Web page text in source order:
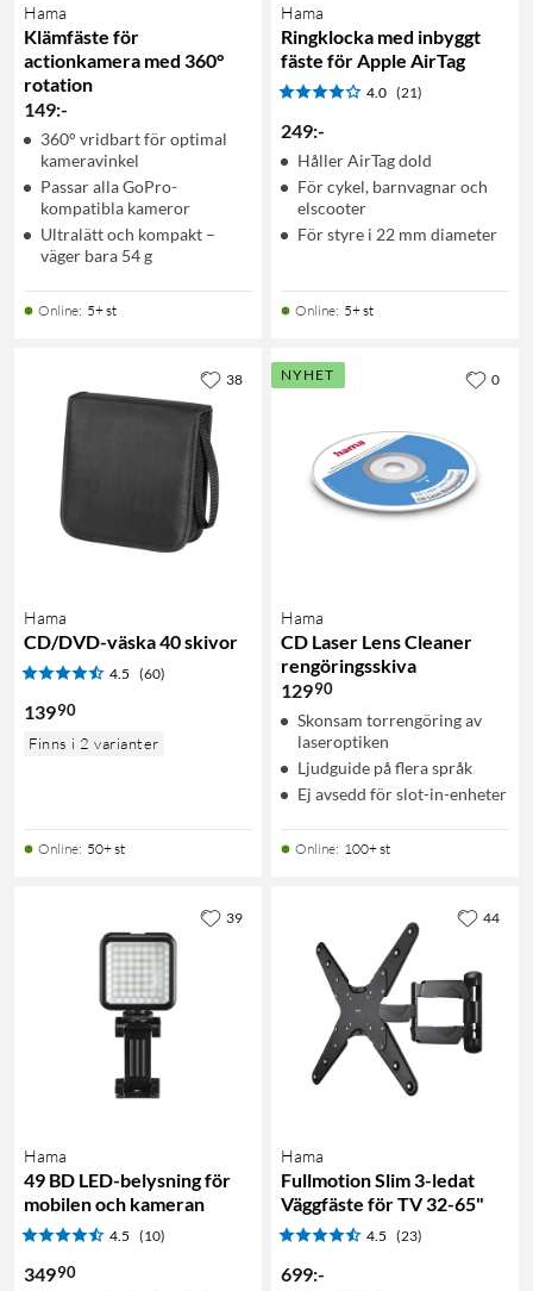
Hama
Klämfäste för
actionkamera med 360°
rotation
149:-
360° vridbart för optimal
kameravinkel
Passar alla GoPro-
kompatibla kameror
Ultralätt och kompakt –
väger bara 54 g
Online: 5+ st
Hama
Ringklocka med inbyggt
fäste för Apple AirTag
4.0 (21)
249:-
Håller AirTag dold
För cykel, barnvagnar och
elscooter
För styre i 22 mm diameter
Online: 5+ st
Hama
CD/DVD-väska 40 skivor
4.5 (60)
13990
Finns i 2 varianter
Online: 50+ st
38 NYHET
Hama
CD Laser Lens Cleaner
rengöringsskiva
12990
Skonsam torrengöring av
laseroptiken
Ljudguide på flera språk
Ej avsedd för slot-in-enheter
Online: 100+ st
0
Hama
49 BD LED-belysning för
mobilen och kameran
4.5 (10)
34990
39
Hama
Fullmotion Slim 3-ledat
Väggfäste för TV 32-65"
4.5 (23)
699:-
44